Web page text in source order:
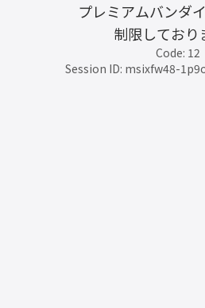
プレミアムバンダ
制限しており
Code: 12
Session ID: msixfw48-